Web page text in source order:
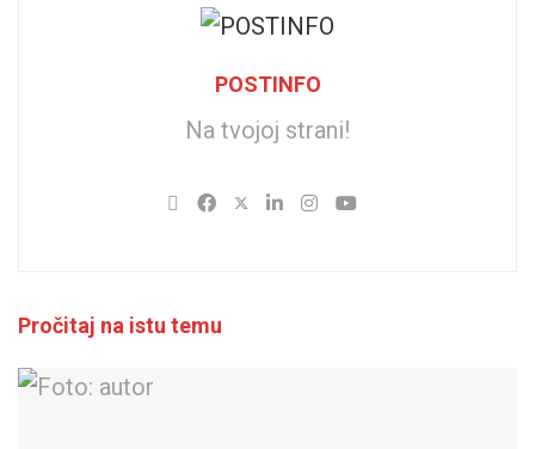
POSTINFO
Na tvojoj strani!
Pročitaj na istu temu